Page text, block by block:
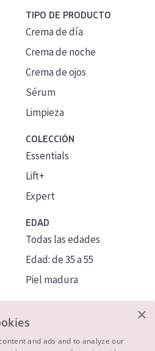
TIPO DE PRODUCTO
Crema de día
Crema de noche
Crema de ojos
Sérum
Limpieza
COLECCIÓN
Essentials
Lift+
Expert
EDAD
Todas las edades
Edad: de 35 a 55
Piel madura
×
and ads and to analyze our